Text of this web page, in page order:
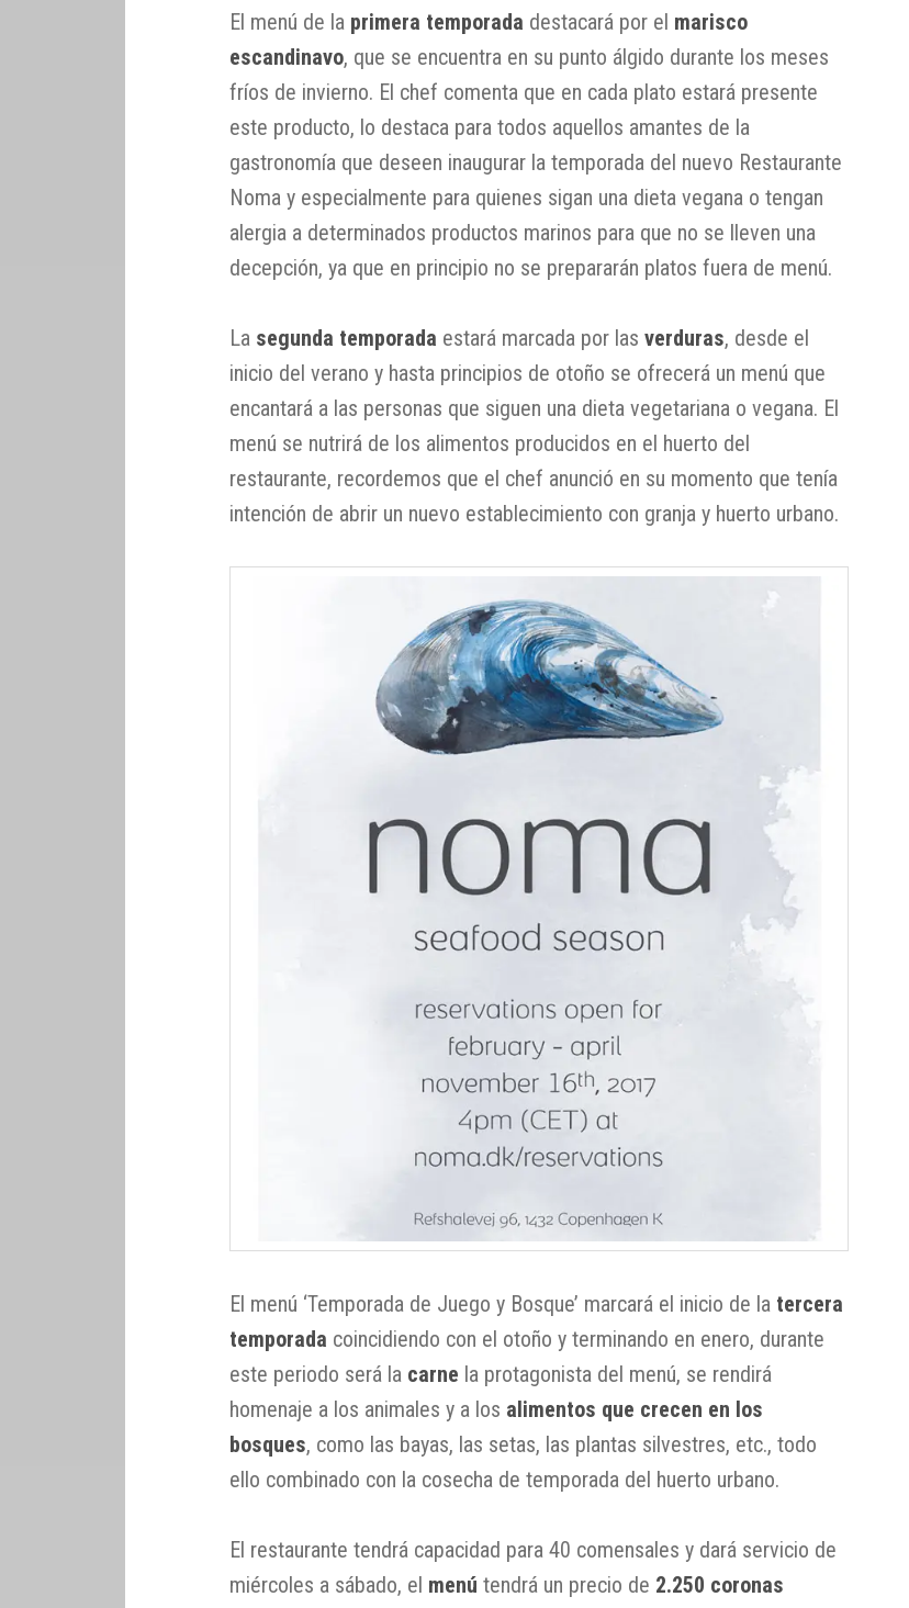
El menú de la primera temporada destacará por el marisco
escandinavo, que se encuentra en su punto álgido durante los meses
fríos de invierno. El chef comenta que en cada plato estará presente
este producto, lo destaca para todos aquellos amantes de la
gastronomía que deseen inaugurar la temporada del nuevo Restaurante
Noma y especialmente para quienes sigan una dieta vegana o tengan
alergia a determinados productos marinos para que no se lleven una
decepción, ya que en principio no se prepararán platos fuera de menú.
La segunda temporada estará marcada por lasverduras, desde el
inicio del verano y hasta principios de otoño se ofrecerá un menú que
encantará a las personas que siguen una dieta vegetariana o vegana. El
menú se nutrirá de los alimentos producidos en el huerto del
restaurante, recordemos que el chef anunció en su momento que tenía
intención de abrir un nuevo establecimiento con granja y huerto urbano.
El menú ‘Temporada de Juego y Bosque’ marcará el inicio de la tercera
temporada coincidiendo con el otoño y terminando en enero, durante
este periodo será la carne la protagonista del menú, se rendirá
homenaje a los animales y a los alimentos que crecen en los
bosques, como las bayas, las setas, las plantas silvestres, etc., todo
ello combinado con la cosecha de temporada del huerto urbano.
El restaurante tendrá capacidad para 40 comensales y dará servicio de
miércoles a sábado, el menú tendrá un precio de 2.250 coronas